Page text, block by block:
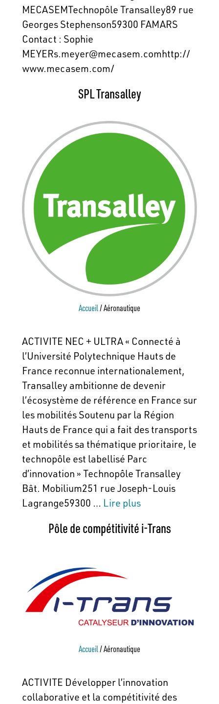
MECASEMTechnopôle Transalley89 rue
Georges Stephenson59300 FAMARS
Contact : Sophie
MEYERs.meyer@mecasem.comhttp://
www.mecasem.com/
SPL Transalley
Accueil/Aéronautique
ACTIVITE NEC + ULTRA « Connecté à
l’Université Polytechnique Hauts de
France reconnue internationalement,
Transalley ambitionne de devenir
l’écosystème de référence en France sur
les mobilités Soutenu par la Région
Hauts de France qui a fait des transports
et mobilités sa thématique prioritaire, le
technopôle est labellisé Parc
d’innovation » Technopôle Transalley
Bât. Mobilium251 rue Joseph-Louis
Lagrange59300 … Lire plus
Pôle de compétitivité i-Trans
Accueil/Aéronautique
ACTIVITE Développer l’innovation
collaborative et la compétitivité des